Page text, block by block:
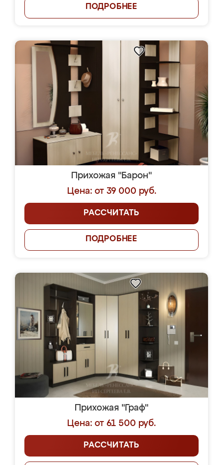
ПОДРОБНЕЕ
Прихожая "Барон"
Цена: от 39 000 руб.
РАССЧИТАТЬ
ПОДРОБНЕЕ
Прихожая "Граф"
Цена: от 61 500 руб.
РАССЧИТАТЬ